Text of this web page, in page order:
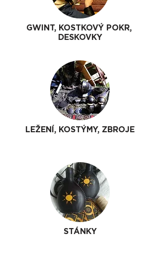
GWINT, KOSTKOVÝ POKR,
DESKOVKY
LEŽENÍ, KOSTÝMY, ZBROJE
STÁNKY